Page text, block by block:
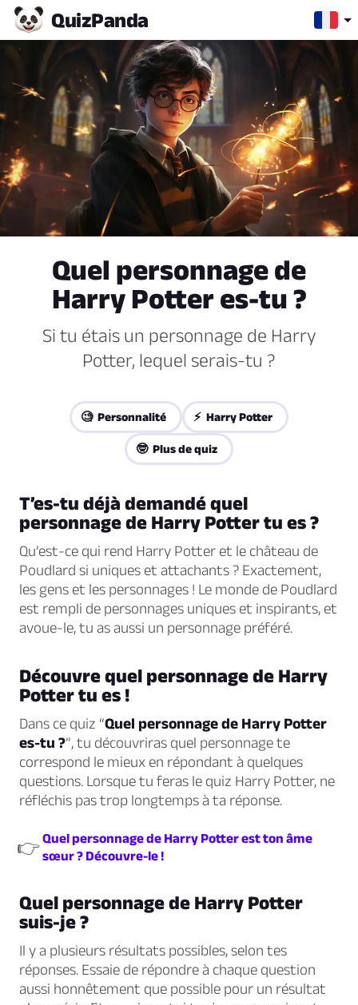
QuizPanda
Quel personnage de
Harry Potter es-tu ?
Si tu étais un personnage de Harry
Potter, lequel serais-tu ?
🧐 Personnalité ⚡ Harry Potter
🤓 Plus de quiz
T’es-tu déjà demandé quel
personnage de Harry Potter tu es ?
Qu’est-ce qui rend Harry Potter et le château de
Poudlard si uniques et attachants ? Exactement,
les gens et les personnages ! Le monde de Poudlard
est rempli de personnages uniques et inspirants, et
avoue-le, tu as aussi un personnage préféré.
Découvre quel personnage de Harry
Potter tu es !
Dans ce quiz “Quel personnage de Harry Potter
es-tu ?”, tu découvriras quel personnage te
correspond le mieux en répondant à quelques
questions. Lorsque tu feras le quiz Harry Potter, ne
réfléchis pas trop longtemps à ta réponse.
👉 Quel personnage de Harry Potter est ton âme
sœur ? Découvre-le !
Quel personnage de Harry Potter
suis-je ?
Il y a plusieurs résultats possibles, selon tes
réponses. Essaie de répondre à chaque question
aussi honnêtement que possible pour un résultat